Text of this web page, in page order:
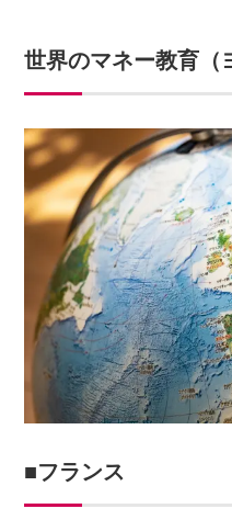
世界のマネー教育（
■フランス